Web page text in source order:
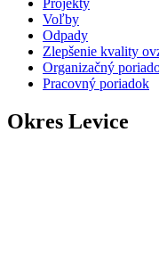
Projekty
Voľby
Odpady
Zlepšenie kvality
Organizačný
Pracovný poriadok
Okres Levice